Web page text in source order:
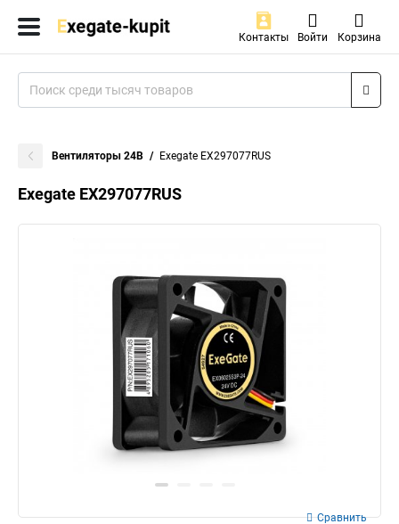
Контакты Войти Корзина
Вентиляторы 24В Exegate EX297077RUS
Exegate EX297077RUS
Сравнить